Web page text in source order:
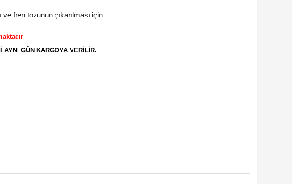
fren tozunun çıkarılması için.
AYNI GÜN KARGOYA VERİLİR.